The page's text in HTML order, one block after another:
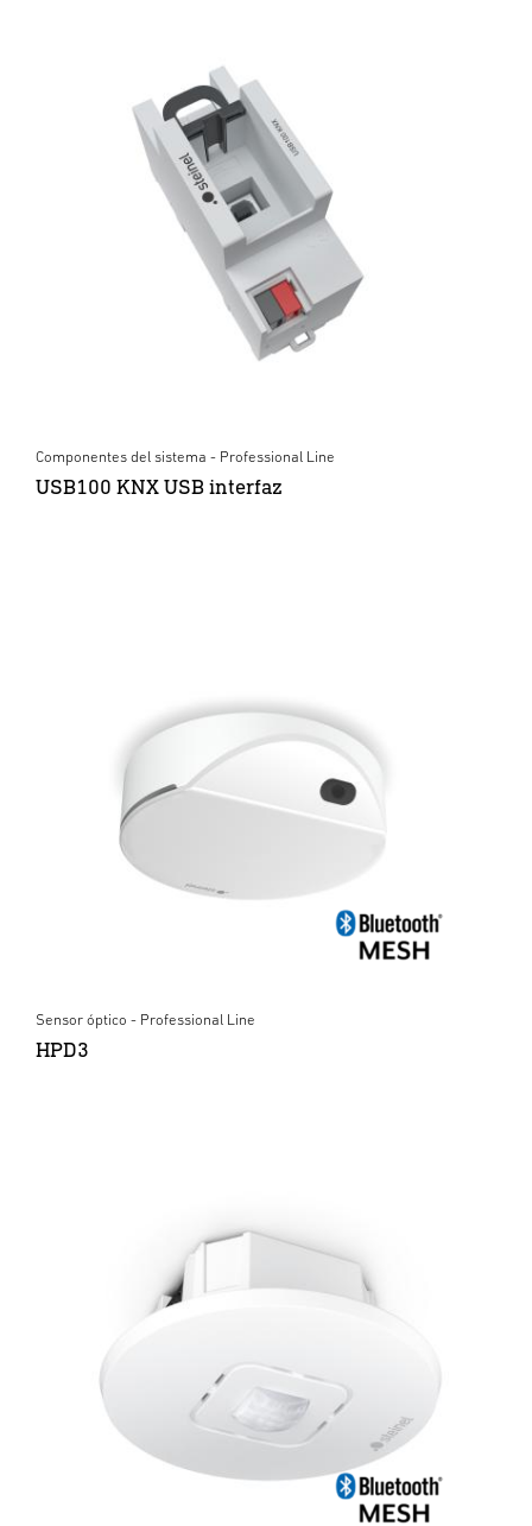
Componentes del sistema - Professional Line
USB100 KNX USB interfaz
Sensor óptico - Professional Line
HPD3